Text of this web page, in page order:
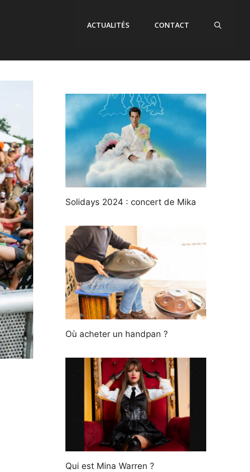
ACTUALITÉS CONTACT
Solidays 2024 : concert de Mika
Où acheter un handpan ?
Qui est Mina Warren ?